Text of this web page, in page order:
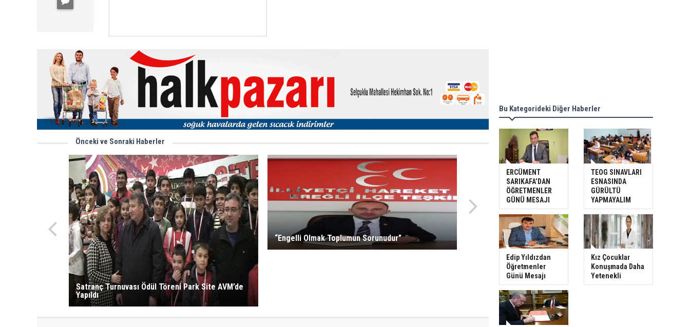
Önceki ve Sonraki Haberler
Satranç Turnuvası Ödül Töreni Park Site AVM’de
Yapıldı
“Engelli Olmak Toplumun Sorunudur”
Bu Kategorideki Diğer Haberler
ERCÜMENT
SARIKAFA’DAN
ÖĞRETMENLER
GÜNÜ MESAJI
TEOG SINAVLARI
ESNASINDA
GÜRÜLTÜ
YAPMAYALIM
Edip Yıldızdan
Öğretmenler
Günü Mesajı
Kız Çocuklar
Konuşmada Daha
Yetenekli